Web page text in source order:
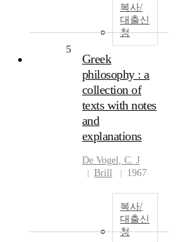
복사/
대출신
청
5
Greek
philosophy : a
collection of
texts with notes
and
explanations
De Vogel, C. J
Brill
1967
복사/
대출신
청